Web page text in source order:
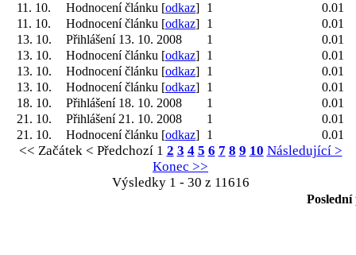
11. 10.
Hodnocení článku [odkaz] 1
0.01
11. 10.
Hodnocení článku [odkaz] 1
0.01
13. 10.
Přihlášení 13. 10. 2008 1
0.01
13. 10.
Hodnocení článku [odkaz] 1
0.01
13. 10.
Hodnocení článku [odkaz] 1
0.01
13. 10.
Hodnocení článku [odkaz] 1
0.01
18. 10.
Přihlášení 18. 10. 2008 1
0.01
21. 10.
Přihlášení 21. 10. 2008 1
0.01
21. 10.
Hodnocení článku [odkaz] 1 0.01
<< Začátek < Předchozí 1 2 3 4 5 6 7 8 9 10 Následující >
Konec >>
Výsledky 1 - 30 z 11616